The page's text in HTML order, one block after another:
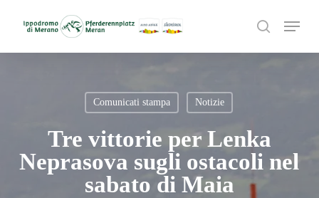
search
Menu
Comunicati stampa Notizie
Tre vittorie per Lenka
Neprasova sugli ostacoli nel
sabato di Maia